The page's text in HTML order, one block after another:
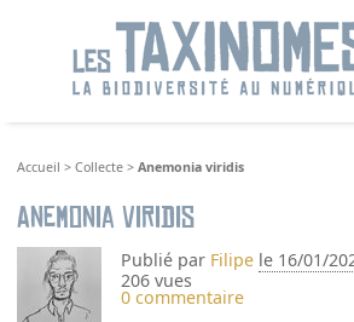
Accueil >Collecte >Anemonia viridis
Anemonia viridis
Publié par Filipe le 16/01/
206 vues
0 commentaire